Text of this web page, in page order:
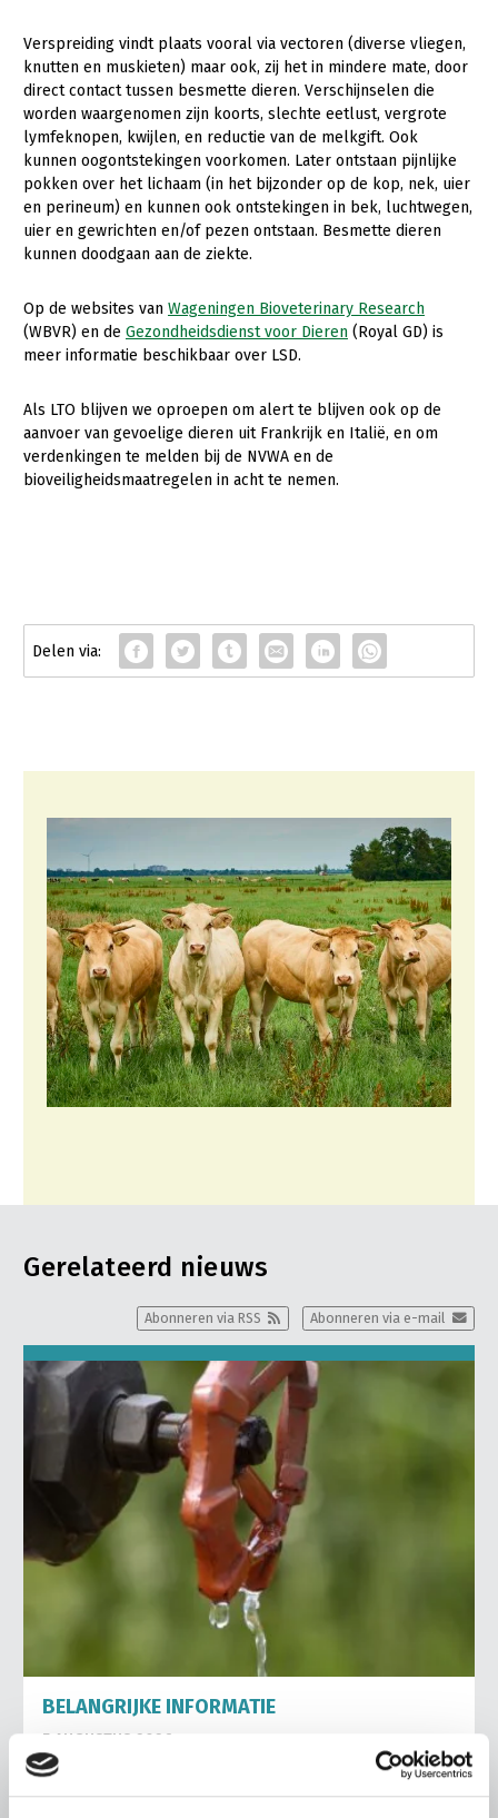
Varkenshouderij
Vleesveehouderij
Vollegrondsgroente
LTO Nederland
Mensen
Bestuur en Directie
Medewerkers
Vakgroepbestuurders
Jaarverslag 2023
Vacatures
Pers
Contact
Verspreiding vindt plaats vooral via vectoren (diverse vliegen,
knutten en muskieten) maar ook, zij het in mindere mate, door
direct contact tussen besmette dieren. Verschijnselen die
worden waargenomen zijn koorts, slechte eetlust, vergrote
lymfeknopen, kwijlen, en reductie van de melkgift. Ook
kunnen oogontstekingen voorkomen. Later ontstaan pijnlijke
pokken over het lichaam (in het bijzonder op de kop, nek, uier
en perineum) en kunnen ook ontstekingen in bek, luchtwegen,
uier en gewrichten en/of pezen ontstaan. Besmette dieren
kunnen doodgaan aan de ziekte.
Op de websites van Wageningen Bioveterinary Research
(WBVR) en de Gezondheidsdienst voor Dieren (Royal GD) is
meer informatie beschikbaar over LSD.
Als LTO blijven we oproepen om alert te blijven ook op de
aanvoer van gevoelige dieren uit Frankrijk en Italië, en om
verdenkingen te melden bij de NVWA en de
bioveiligheidsmaatregelen in acht te nemen.
Gerelateerd nieuws
Abonneren via e-mail
Abonneren via RSS
BELANGRIJKE INFORMATIE
5 AUGUSTUS 2026
Droogte raakt vrijwel alle land- en
tuinbouwsectoren